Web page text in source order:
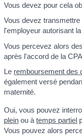
Vous devez pour cela
Vous devez
l'employeur autorisant
Vous percevez alors
après l'accord de la
Le remboursement des
également versé
maternité.
Oui, vous pouvez
plein ou àtemps partiel
Vous pouvez alors